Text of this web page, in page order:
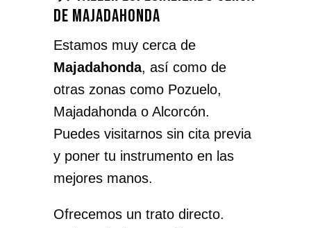
de Majadahonda
Estamos muy cerca de
Majadahonda, así como de
otras zonas como Pozuelo,
Majadahonda o Alcorcón.
Puedes visitarnos sin cita previa
y poner tu instrumento en las
mejores manos.
Ofrecemos un trato directo.